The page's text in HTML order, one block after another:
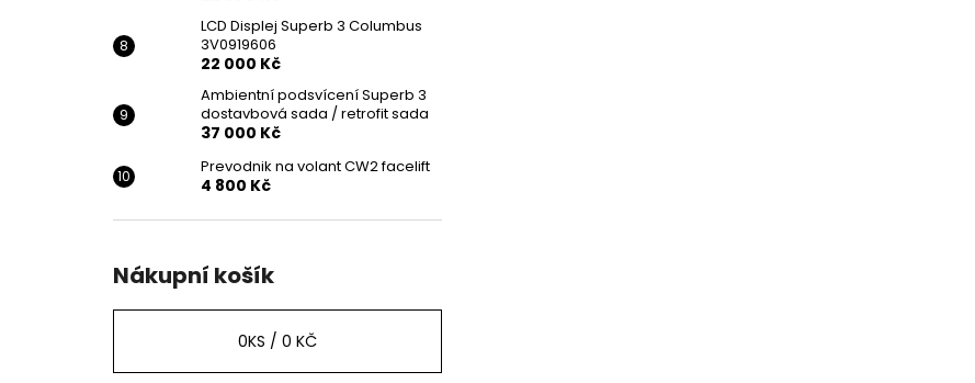
LCD Displej Superb 3 Columbus
3V0919606
22 000 Kč
Ambientní podsvícení Superb 3
dostavbová sada / retrofit sada
37 000 Kč
Prevodnik na volant CW2 facelift
4 800 Kč
Nákupní košík
0KS / 0 KČ